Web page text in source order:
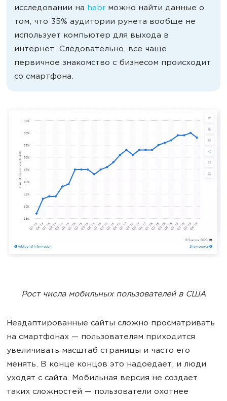
исследовании на habrможно найти данные о
том, что 35% аудитории рунета вообще не
использует компьютер для выхода в
интернет. Следовательно, все чаще
первичное знакомство с бизнесом происходит
со смартфона.
Рост числа мобильных пользователей в США
Неадаптированные сайты сложно просматривать
на смартфонах — пользователям приходится
увеличивать масштаб страницы и часто его
менять. В конце концов это надоедает, и люди
уходят с сайта. Мобильная версия не создает
таких сложностей — пользователи охотнее